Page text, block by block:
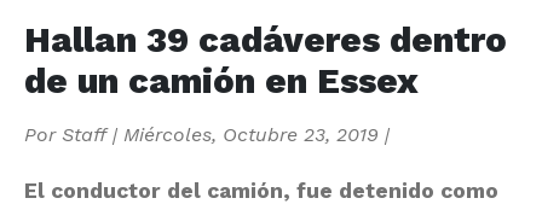
Hallan 39 cadáveres dentro
de un camión en Essex
Por Staff| Miércoles, Octubre 23, 2019 |
El conductor del camión, fue detenido como